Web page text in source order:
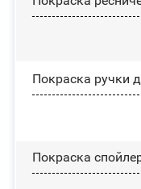
Покраска ручки
Покраска